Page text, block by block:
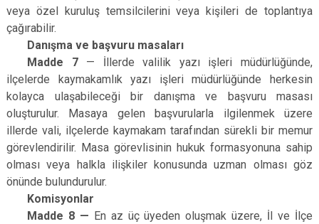
veya özel kuruluş temsilcilerini veya kişileri de toplantıya
çağırabilir.
Danışma ve başvuru masaları
Madde 7— İllerde valilik yazı işleri müdürlüğünde,
ilçelerde kaymakamlık yazı işleri müdürlüğünde herkesin
kolayca ulaşabileceği bir danışma ve başvuru masası
oluşturulur. Masaya gelen başvurularla ilgilenmek üzere
illerde vali, ilçelerde kaymakam tarafından sürekli bir memur
görevlendirilir. Masa görevlisinin hukuk formasyonuna sahip
olması veya halkla ilişkiler konusunda uzman olması göz
önünde bulundurulur.
Komisyonlar
Madde 8 — En az üç üyeden oluşmak üzere, İl ve İlçe